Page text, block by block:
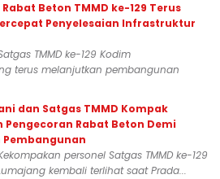
Beton TMMD ke-129 Terus
Penyelesaian Infrastruktur
TMMD ke-129 Kodim
terus melanjutkan pembangunan
dan Satgas TMMD Kompak
Pengecoran Rabat Beton Demi
Pembangunan
personel Satgas TMMD ke-129
kembali terlihat saat Prada...